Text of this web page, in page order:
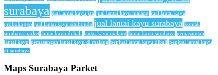
surabaya jual lantai kayu jati jual lantai kayu malang jual lantai kayu
probolinggo jual lantai kayu situbondo jual lantai kayu surabaya kontak
surabaya parket lantai kayu di bali lantai kayu malang lantai kayu surabaya pemasangan
lantai kayu pemasangan lantai kayu di malang penjual lantai kayu dibali penjual lantai kayu
di surabaya
Maps Surabaya Parket